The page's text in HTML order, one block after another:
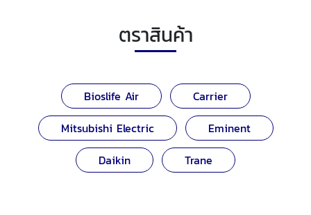
ตราสินค้า
Bioslife Air
Carrier
Mitsubishi Electric
Eminent
Daikin
Trane